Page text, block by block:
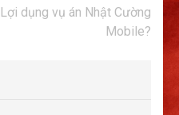
Lợi dụng vụ án Nhật Cường
Mobile?